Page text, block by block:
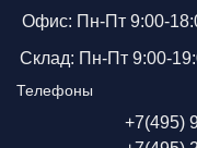
Офис: Пн-Пт 9:00-
Склад: Пн-Пт 9:00-
Телефоны
+7(495)